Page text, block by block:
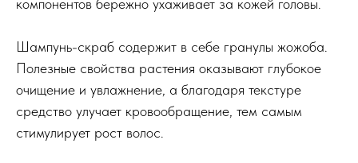
компонентов бережно ухаживает за кожей головы.
Шампунь-скраб содержит в себе гранулы жожоба.
Полезные свойства растения оказывают глубокое
очищение и увлажнение, а благодаря текстуре
средство улучает кровообращение, тем самым
стимулирует рост волос.